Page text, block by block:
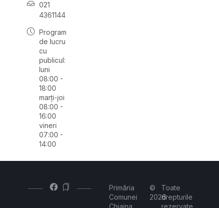
021
4361144
Program
de lucru
cu
publicul:
luni
08:00 -
18:00
marți-joi
08:00 -
16:00
vineri
07:00 -
14:00
Primăria
Comunei
Chiajna
©
2026
Toate
drepturile
rezervate